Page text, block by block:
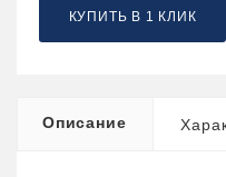
КУПИТЬ В 1 КЛИК
Описание